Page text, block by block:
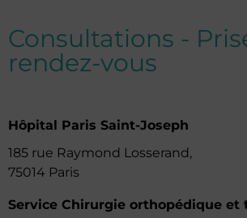
Consultations -
rendez-vous
Hôpital Paris Saint-Joseph
185 rue Raymond Losserand,
75014 Paris
Service Chirurgie orthopédique et